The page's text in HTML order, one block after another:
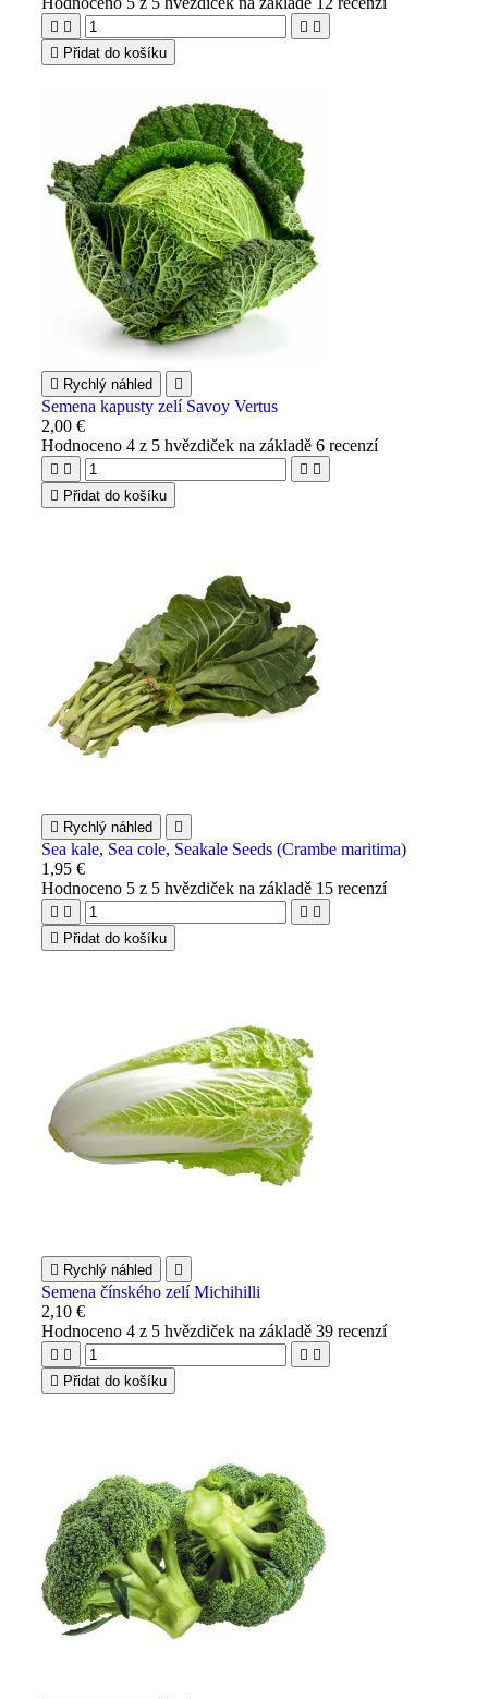
   
 Přidat do košíku
 Rychlý náhled 
Semena kapusty zelí Savoy Vertus
2,00 €
Hodnoceno4 z 5 hvězdiček na základě6 recenzí
   
 Přidat do košíku
 Rychlý náhled 
Sea kale, Sea cole, Seakale Seeds (Crambe maritima)
1,95 €
Hodnoceno 5 z 5 hvězdiček na základě 15 recenzí
   
 Přidat do košíku
 Rychlý náhled 
Semena čínského zelí Michihilli
2,10 €
Hodnoceno4 z 5 hvězdiček na základě39 recenzí
   
 Přidat do košíku